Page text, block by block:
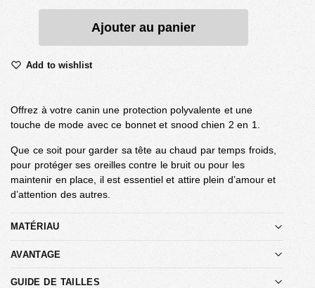
Ajouter au panier
Add to wishlist
Offrez à votre canin une protection polyvalente et une
touche de mode avec ce bonnet et snood chien 2 en 1.
Que ce soit pour garder sa tête au chaud par temps froids,
pour protéger ses oreilles contre le bruit ou pour les
maintenir en place, il est essentiel et attire plein d’amour et
d’attention des autres.
MATÉRIAU
AVANTAGE
GUIDE DE TAILLES